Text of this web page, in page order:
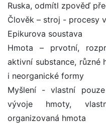
Ruska, odmítl zpověď
Člověk – stroj - procesy
Epikurova soustava
Hmota – prvotní,
aktivní substance, různé
i neorganické formy
Myšlení - vlastní
vývoje hmoty,
organizovaná hmota